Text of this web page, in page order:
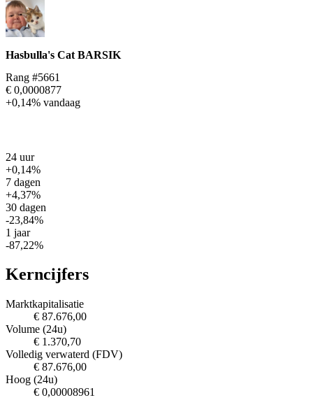
Hasbulla's Cat BARSIK
Rang #5661
€ 0,0000877
+0,14% vandaag
24 uur
+0,14%
7 dagen
+4,37%
30 dagen
-23,84%
1 jaar
-87,22%
Kerncijfers
Marktkapitalisatie
€ 87.676,00
Volume (24u)
€ 1.370,70
Volledig verwaterd (FDV)
€ 87.676,00
Hoog (24u)
€ 0,00008961